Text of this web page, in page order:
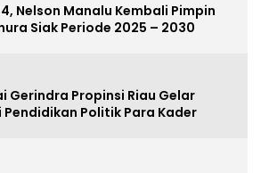
Nelson Manalu Kembali Pimpin
Siak Periode 2025 – 2030
Gerindra Propinsi Riau Gelar
Pendidikan Politik Para Kader